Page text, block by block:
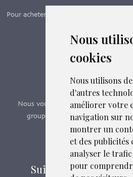
Nous
cookies
Nous utilisons
d'autres
améliorer votre
navigation sur
montrer un
et des publicités
analyser le
pour
Pour acheter nos manuels, adhérer et
Boutique en
Formations
Nous vous proposons des
groupes de pairs - Certificat
Découvrir nos
Suivez-nous sur les